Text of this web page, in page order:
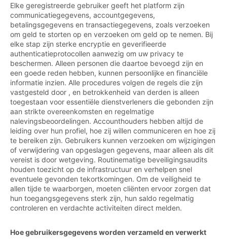
Elke geregistreerde gebruiker geeft het platform zijn
communicatiegegevens, accountgegevens,
betalingsgegevens en transactiegegevens, zoals verzoeken
om geld te storten op en verzoeken om geld op te nemen. Bij
elke stap zijn sterke encryptie en geverifieerde
authenticatieprotocollen aanwezig om uw privacy te
beschermen. Alleen personen die daartoe bevoegd zijn en
een goede reden hebben, kunnen persoonlijke en financiële
informatie inzien. Alle procedures volgen de regels die zijn
vastgesteld door , en betrokkenheid van derden is alleen
toegestaan voor essentiële dienstverleners die gebonden zijn
aan strikte overeenkomsten en regelmatige
nalevingsbeoordelingen. Accounthouders hebben altijd de
leiding over hun profiel, hoe zij willen communiceren en hoe zij
te bereiken zijn. Gebruikers kunnen verzoeken om wijzigingen
of verwijdering van opgeslagen gegevens, maar alleen als dit
vereist is door wetgeving. Routinematige beveiligingsaudits
houden toezicht op de infrastructuur en verhelpen snel
eventuele gevonden tekortkomingen. Om de veiligheid te
allen tijde te waarborgen, moeten cliënten ervoor zorgen dat
hun toegangsgegevens sterk zijn, hun saldo regelmatig
controleren en verdachte activiteiten direct melden.
Hoe gebruikersgegevens worden verzameld en verwerkt